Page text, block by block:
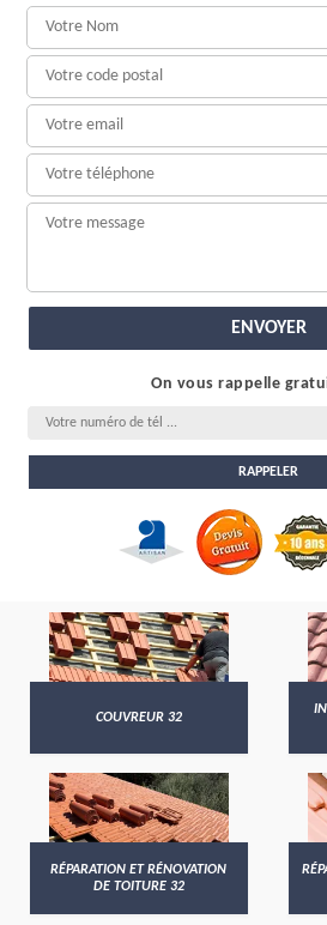
On vous rappelle
COUVREUR 32
RÉPARATION ET RÉNOVATION
DE TOITURE 32